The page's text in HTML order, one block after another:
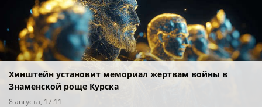
Хинштейн установит мемориал жертвам войны в
Знаменской роще Курска
8 августа, 17:11